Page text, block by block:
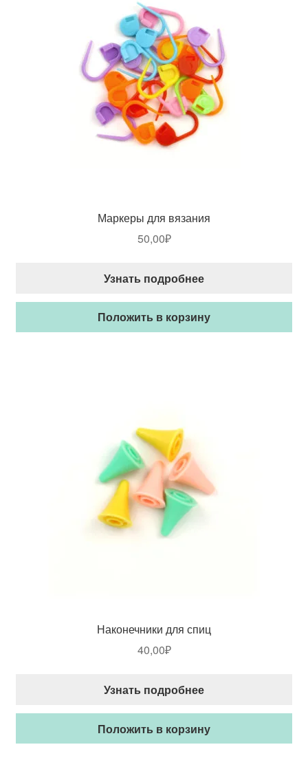
Маркеры для вязания
50,00₽
Узнать подробнее
Положить в корзину
Наконечники для спиц
40,00₽
Узнать подробнее
Положить в корзину